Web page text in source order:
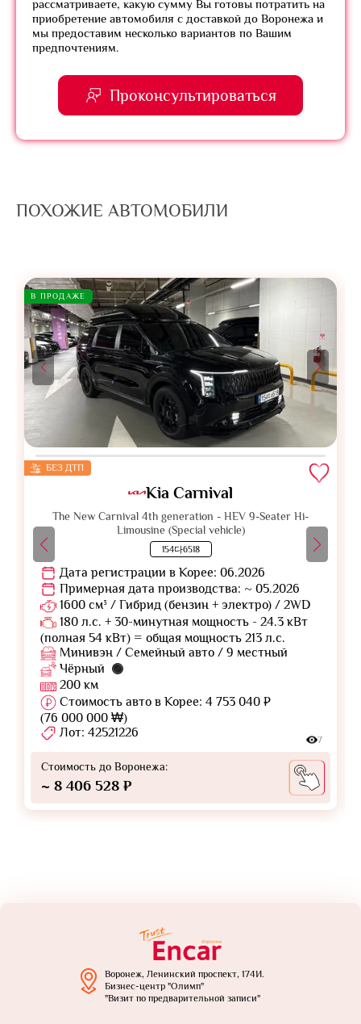
рассматриваете, какую сумму Вы готовы потратить на
приобретение автомобиля с доставкой до Воронежа и
мы предоставим несколько вариантов по Вашим
предпочтениям.
Проконсультироваться
ПОХОЖИЕ АВТОМОБИЛИ
В ПРОДАЖЕ
БЕЗ ДТП
Kia Carnival
The New Carnival 4th generation - HEV 9-Seater Hi-
Limousine (Special vehicle)
154다6518
Дата регистрации в Корее: 06.2026
Примерная дата производства: ~ 05.2026
1600 см³ / Гибрид (бензин + электро) / 2WD
180 л.с. + 30-минутная мощность - 24.3 кВт
(полная 54 кВт) = общая мощность 213 л.с.
Минивэн / Семейный авто / 9 местный
Чёрный
200 км
Стоимость авто в Корее: 4 753 040 ₽
(76 000 000 ₩)
Лот: 42521226
7
Стоимость до Воронежа:
~ 8 406 528 ₽
Воронеж, Ленинский проспект, 174И.
Бизнес-центр "Олимп"
"Визит по предварительной записи"